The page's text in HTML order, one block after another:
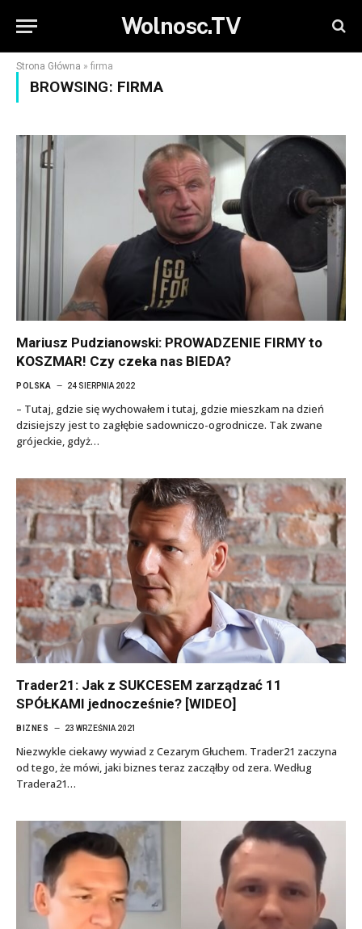
Wolnosc.TV
Strona Główna » firma
BROWSING: FIRMA
Mariusz Pudzianowski: PROWADZENIE FIRMY to
KOSZMAR! Czy czeka nas BIEDA?
POLSKA 24 SIERPNIA 2022
– Tutaj, gdzie się wychowałem i tutaj, gdzie mieszkam na dzień
dzisiejszy jest to zagłębie sadowniczo-ogrodnicze. Tak zwane
grójeckie, gdyż…
Trader21: Jak z SUKCESEM zarządzać 11
SPÓŁKAMI jednocześnie? [WIDEO]
BIZNES 23 WRZEŚNIA 2021
Niezwykle ciekawy wywiad z Cezarym Głuchem. Trader21 zaczyna
od tego, że mówi, jaki biznes teraz zacząłby od zera. Według
Tradera21…